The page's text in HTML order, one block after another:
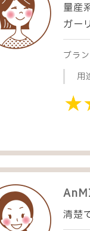
量産
ガー
ブラ
用
清楚